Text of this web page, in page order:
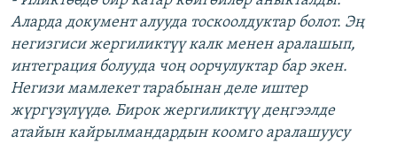
Аларда документ алууда тоскоолдуктар болот. Эң
негизгиси жергиликтүү калк менен аралашып,
интеграция болууда чоң оорчулуктар бар экен.
Негизи мамлекет тарабынан деле иштер
жүргүзүлүүдө. Бирок жергиликтүү деңгээлде
атайын кайрылмандардын коомго аралашуусу